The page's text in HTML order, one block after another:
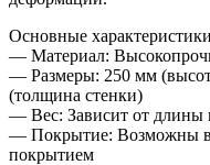
Основные
— Материал:
— Размеры: 250 мм
(толщина стенки)
— Вес: Зависит от длины
— Покрытие: Возможны
покрытием